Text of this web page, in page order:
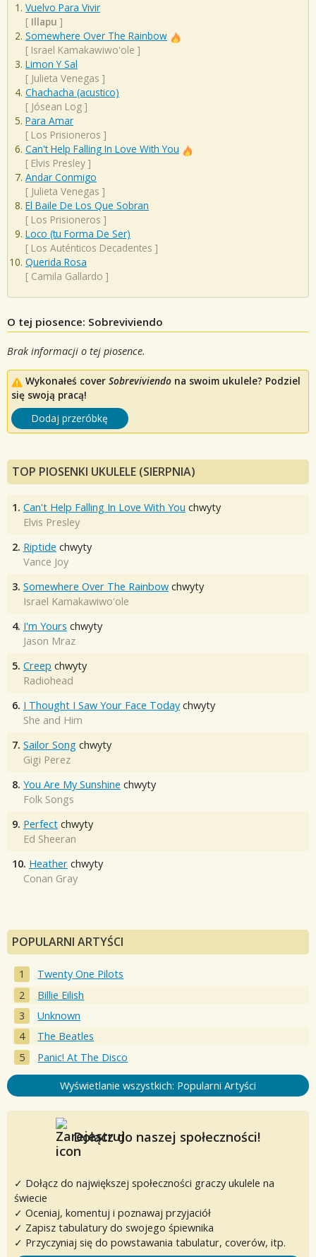
Vuelvo Para Vivir
[ Illapu ]
Somewhere Over The Rainbow
[ Israel Kamakawiwo'ole ]
Limon Y Sal
[ Julieta Venegas ]
Chachacha (acustico)
[ Jósean Log ]
Para Amar
[ Los Prisioneros ]
Can't Help Falling In Love With You
[ Elvis Presley ]
Andar Conmigo
[ Julieta Venegas ]
El Baile De Los Que Sobran
[ Los Prisioneros ]
Loco (tu Forma De Ser)
[ Los Auténticos Decadentes ]
Querida Rosa
[ Camila Gallardo ]
O tej piosence: Sobreviviendo
Brak informacji o tej piosence.
Wykonałeś cover Sobreviviendo na swoim ukulele? Podziel
się swoją pracą!
Dodaj przeróbkę
TOP PIOSENKI UKULELE (SIERPNIA)
1. Can't Help Falling In Love With You chwyty
Elvis Presley
2. Riptide chwyty
Vance Joy
3. Somewhere Over The Rainbow chwyty
Israel Kamakawiwo'ole
4. I'm Yours chwyty
Jason Mraz
5. Creep chwyty
Radiohead
6. I Thought I Saw Your Face Today chwyty
She and Him
7. Sailor Song chwyty
Gigi Perez
8. You Are My Sunshine chwyty
Folk Songs
9. Perfect chwyty
Ed Sheeran
10. Heather chwyty
Conan Gray
POPULARNI ARTYŚCI
Twenty One Pilots
Billie Eilish
Unknown
The Beatles
Panic! At The Disco
Wyświetlanie wszystkich: Popularni Artyści
Dołącz do naszej społeczności!
✓ Dołącz do największej społeczności graczy ukulele na
świecie
✓ Oceniaj, komentuj i poznawaj przyjaciół
✓ Zapisz tabulatury do swojego śpiewnika
✓ Przyczyniaj się do powstawania tabulatur, coverów, itp.